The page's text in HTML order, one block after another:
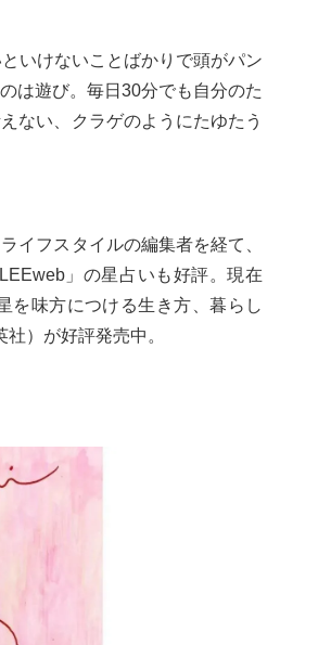
いけないことばかりで頭がパン
は遊び。毎日30分でも自分のた
ない、クラゲのようにたゆたう
イフスタイルの編集者を経て、
」の星占いも好評。現在
を味方につける生き方、暮らし
）が好評発売中。